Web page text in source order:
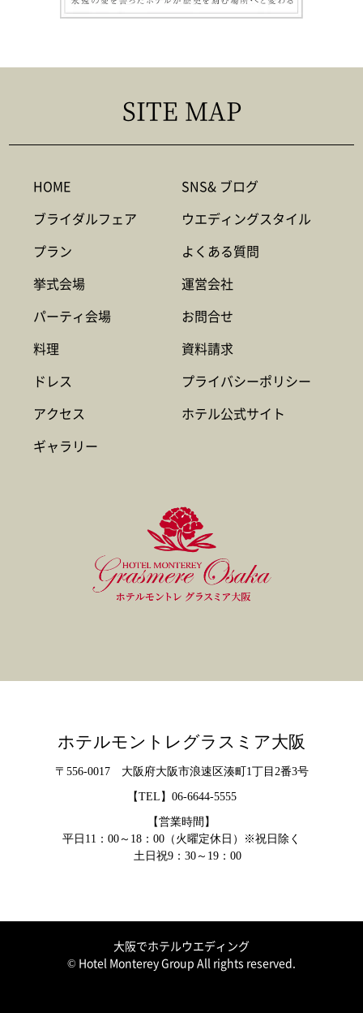
SITE MAP
HOME
ブライダルフェア
プラン
挙式会場
パーティ会場
料理
ドレス
アクセス
ギャラリー
SNS& ブログ
ウエディングスタイル
よくある質問
運営会社
お問合せ
資料請求
プライバシーポリシー
ホテル公式サイト
ホテルモントレグラスミア大阪
〒556-0017 大阪府大阪市浪速区湊町1丁目2番3号
【TEL】 06-6644-5555
【営業時間】
平日11：00～18：00（火曜定休日）※祝日除く
土日祝9：30～19：00
大阪でホテルウエディング
© Hotel Monterey Group All rights reserved.